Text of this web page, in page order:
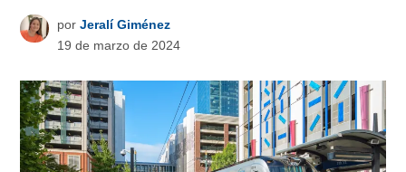
por Jeralí Giménez
19 de marzo de 2024